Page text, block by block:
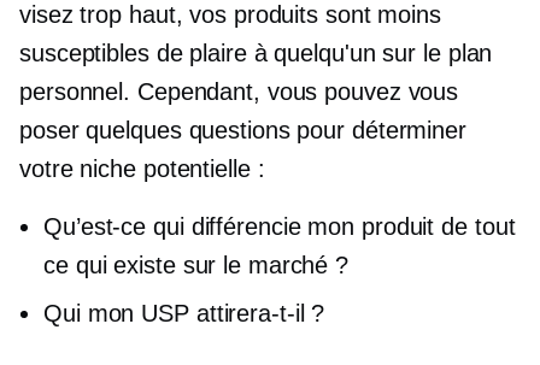
visez trop haut, vos produits sont moins
susceptibles de plaire à quelqu'un sur le plan
personnel. Cependant, vous pouvez vous
poser quelques questions pour déterminer
votre niche potentielle :
Qu’est-ce qui différencie mon produit de tout
ce qui existe sur le marché ?
Qui mon USP attirera-t-il ?